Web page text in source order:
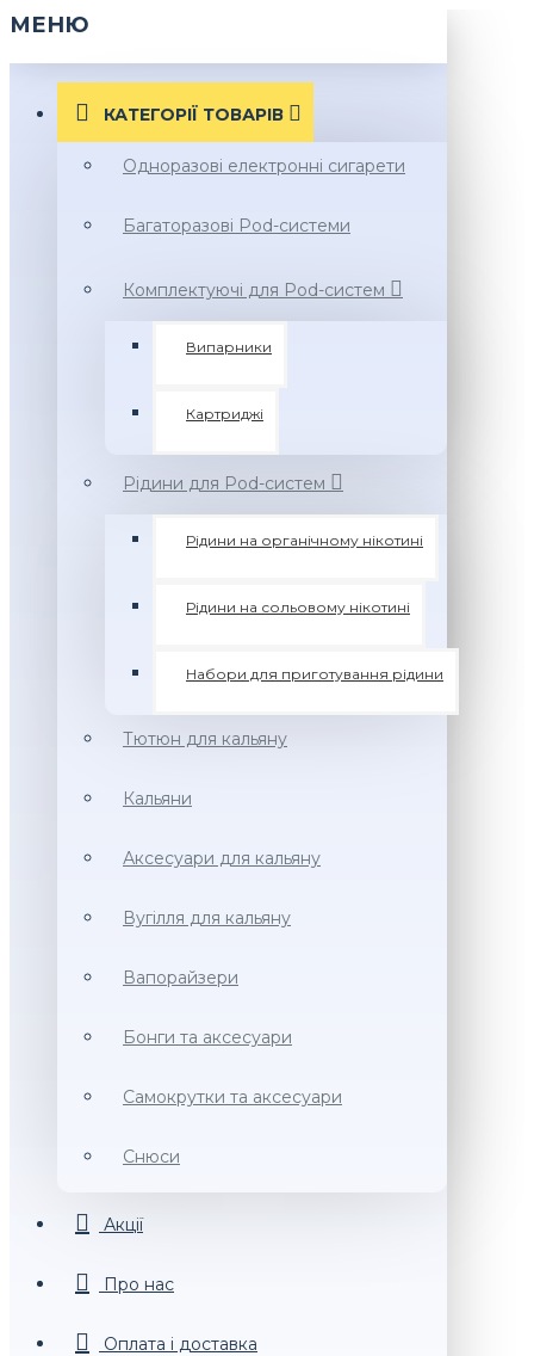
МЕНЮ
КАТЕГОРІЇ ТОВАРIВ
Одноразові електронні сигарети
Багаторазові Pod-системи
Комплектуючі для Pod-систем
Випарники
Картриджі
Рідини для Pod-систем
Рідини на органічному нікотині
Рідини на сольовому нікотині
Набори для приготування рідини
Тютюн для кальяну
Кальяни
Аксесуари для кальяну
Вугілля для кальяну
Вапорайзери
Бонги та аксесуари
Самокрутки та аксесуари
Снюси
Акції
Про нас
Оплата і доставка